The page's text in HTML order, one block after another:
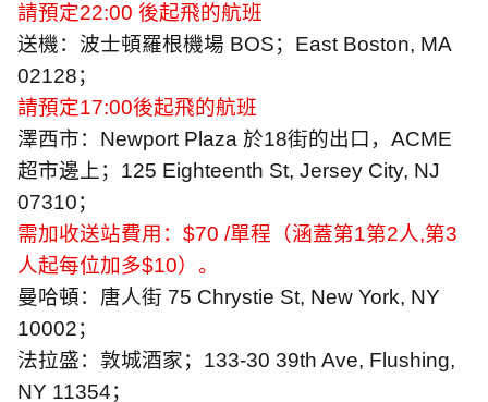
請預定22:00 後起飛的航班
送機：波士頓羅根機場 BOS； East Boston, MA
02128；
請預定17:00後起飛的航班
澤西市： Newport Plaza 於18街的出口， ACME
超市邊上； 125 Eighteenth St, Jersey City, NJ
07310；
需加收送站費用： $70 /單程（涵蓋第1第2人,第3
人起每位加多$10）。
曼哈頓：唐人街 75 Chrystie St, New York, NY
10002；
法拉盛：敦城酒家； 133-30 39th Ave, Flushing,
NY 11354；